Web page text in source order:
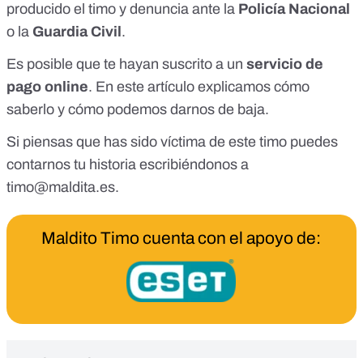
producido el timo y denuncia ante la Policía Nacional
o la Guardia Civil .
Es posible que te hayan suscrito a un servicio de
pago online. En este artículo explicamos cómo
saberlo y cómo podemos darnos de baja.
Si piensas que has sido víctima de este timo puedes
contarnos tu historia escribiéndonos a
timo@maldita.es.
Maldito Timo cuenta con el apoyo de: